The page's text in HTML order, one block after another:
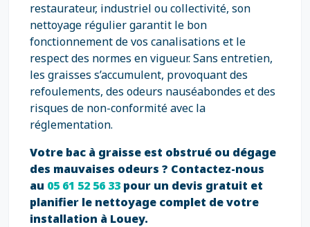
restaurateur, industriel ou collectivité, son
nettoyage régulier garantit le bon
fonctionnement de vos canalisations et le
respect des normes en vigueur. Sans entretien,
les graisses s’accumulent, provoquant des
refoulements, des odeurs nauséabondes et des
risques de non-conformité avec la
réglementation.
Votre bac à graisse est obstrué ou dégage
des mauvaises odeurs ? Contactez-nous
au 05 61 52 56 33 pour un devis gratuit et
planifier le nettoyage complet de votre
installation à Louey.